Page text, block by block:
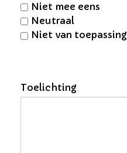
Niet mee eens
Neutraal
Niet van toepassing
Toelichting